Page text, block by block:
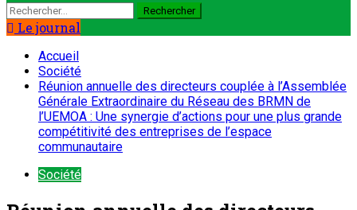
Rechercher :
Le journal
Accueil
Société
Réunion annuelle des directeurs couplée à l’Assemblée
Générale Extraordinaire du Réseau des BRMN de
l’UEMOA : Une synergie d’actions pour une plus grande
compétitivité des entreprises de l’espace
communautaire
Société